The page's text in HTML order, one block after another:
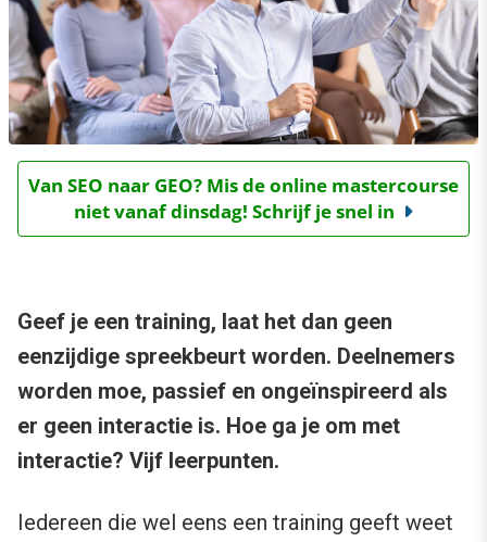
Van SEO naar GEO? Mis de online mastercourse
niet vanaf dinsdag! Schrijf je snel in
Geef je een training, laat het dan geen
eenzijdige spreekbeurt worden. Deelnemers
worden moe, passief en ongeïnspireerd als
er geen interactie is. Hoe ga je om met
interactie? Vijf leerpunten.
Iedereen die wel eens een training geeft weet